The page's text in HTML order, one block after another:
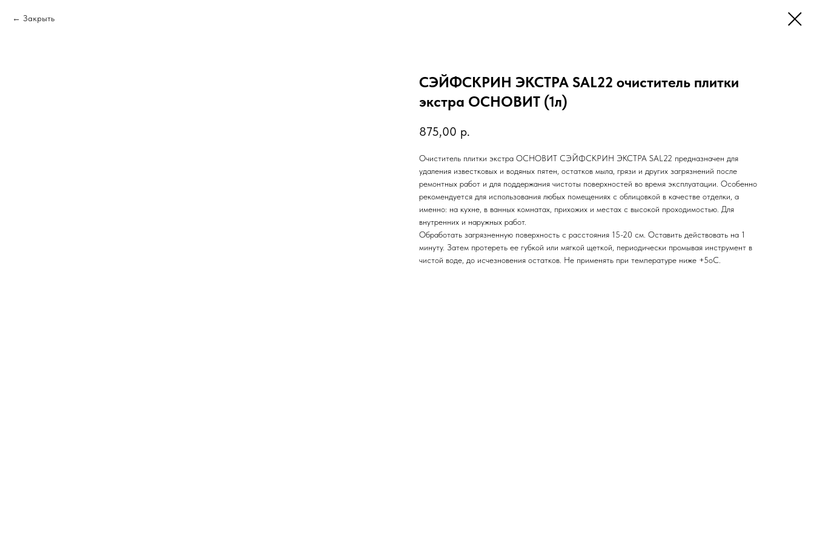
Закрыть
СЭЙФСКРИН ЭКСТРА SAL22 очиститель плитки
экстра ОСНОВИТ (1л)
875,00 р.
Очиститель плитки экстра ОСНОВИТ СЭЙФСКРИН ЭКСТРА SAL22 предназначен для
удаления известковых и водяных пятен, остатков мыла, грязи и других загрязнений после
ремонтных работ и для поддержания чистоты поверхностей во время эксплуатации. Особенно
рекомендуется для использования любых помещениях с облицовкой в качестве отделки, а
именно: на кухне, в ванных комнатах, прихожих и местах с высокой проходимостью. Для
внутренних и наружных работ.
Обработать загрязненную поверхность с расстояния 15-20 см. Оставить действовать на 1
минуту. Затем протереть ее губкой или мягкой щеткой, периодически промывая инструмент в
чистой воде, до исчезновения остатков. Не применять при температуре ниже +5оС.